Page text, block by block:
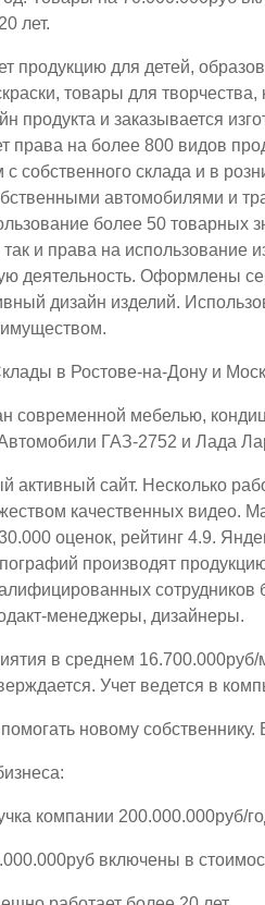
лет.
продукцию для детей,
товары для
продукта и заказывается
права на более 800 видов
с собственного склада и в
автомобилями и
более 50 товарных
и права на использование
деятельность. Оформлены
дизайн изделий.
в Ростове-на-Дону и
современной мебелью,
ГАЗ-2752 и Лада
активный сайт. Несколько
качественных видео.
оценок, рейтинг 4.9.
производят
менеджеры, дизайнеры.
в среднем
Учет ведется в
новому
компании 200.000.000руб/
включены в